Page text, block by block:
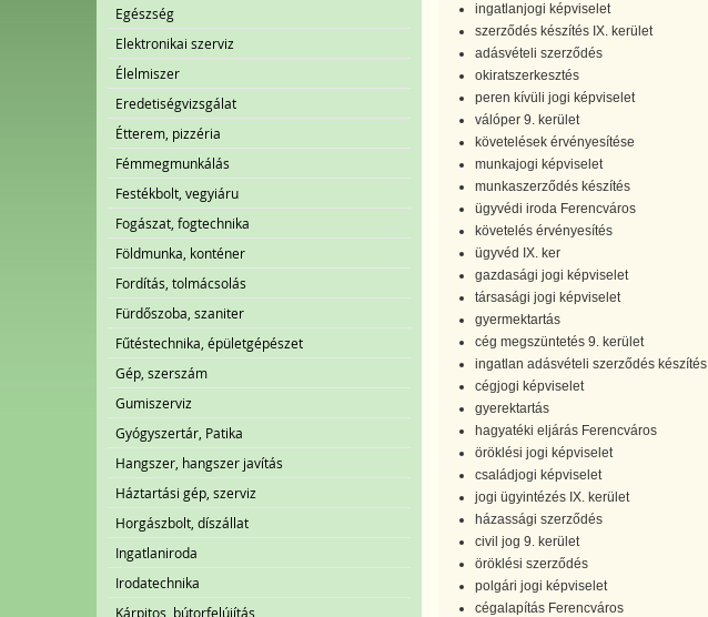
Egészség
Elektronikai szerviz
Élelmiszer
Eredetiségvizsgálat
Étterem, pizzéria
Fémmegmunkálás
Festékbolt, vegyiáru
Fogászat, fogtechnika
Földmunka, konténer
Fordítás, tolmácsolás
Fürdőszoba, szaniter
Fűtéstechnika, épületgépészet
Gép, szerszám
Gumiszerviz
Gyógyszertár, Patika
Hangszer, hangszer javítás
Háztartási gép, szerviz
Horgászbolt, díszállat
Ingatlaniroda
Irodatechnika
Kárpitos, bútorfelújítás
ingatlanjogi képviselet
szerződés készítés IX. kerület
adásvételi szerződés
okiratszerkesztés
peren kívüli jogi képviselet
válóper 9. kerület
követelések érvényesítése
munkajogi képviselet
munkaszerződés készítés
ügyvédi iroda Ferencváros
követelés érvényesítés
ügyvéd IX. ker
gazdasági jogi képviselet
társasági jogi képviselet
gyermektartás
cég megszüntetés 9. kerület
ingatlan adásvételi szerződés készítés
cégjogi képviselet
gyerektartás
hagyatéki eljárás Ferencváros
öröklési jogi képviselet
családjogi képviselet
jogi ügyintézés IX. kerület
házassági szerződés
civil jog 9. kerület
öröklési szerződés
polgári jogi képviselet
cégalapítás Ferencváros